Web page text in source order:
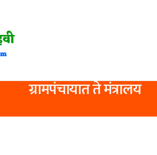
ग्रामपंचायात ते मंत्रालय